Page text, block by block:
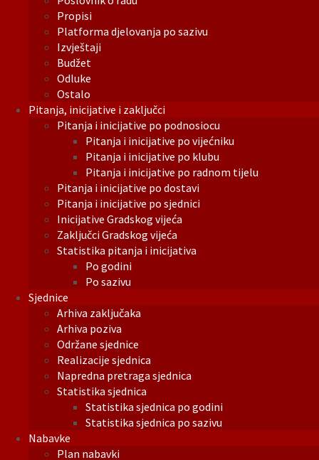
Propisi
Platforma djelovanja po sazivu
Izvještaji
Budžet
Odluke
Ostalo
Pitanja, inicijative i zaključci
Pitanja i inicijative po podnosiocu
Pitanja i inicijative po vijećniku
Pitanja i inicijative po klubu
Pitanja i inicijative po radnom tijelu
Pitanja i inicijative po dostavi
Pitanja i inicijative po sjednici
Inicijative Gradskog vijeća
Zaključci Gradskog vijeća
Statistika pitanja i inicijativa
Po godini
Po sazivu
Sjednice
Arhiva zaključaka
Arhiva poziva
Održane sjednice
Realizacije sjednica
Napredna pretraga sjednica
Statistika sjednica
Statistika sjednica po godini
Statistika sjednica po sazivu
Nabavke
Plan nabavki